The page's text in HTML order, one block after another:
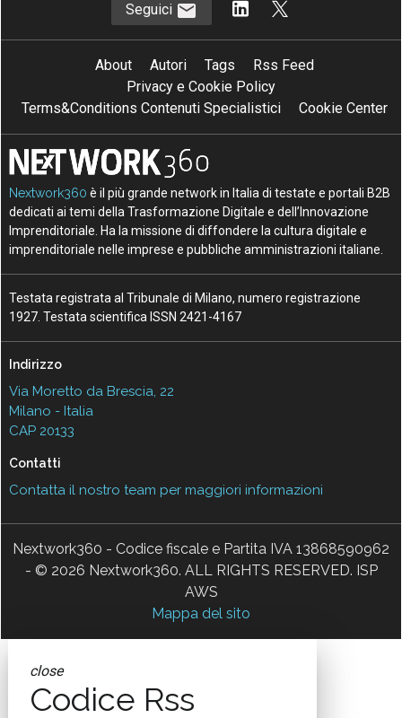
Seguici
About Autori Tags
Rss Feed
Privacy e Cookie Policy
Terms&Conditions Contenuti Specialistici
Cookie Center
Nextwork360 è il più grande network in Italia di testate e portali B2B
dedicati ai temi della Trasformazione Digitale e dell’Innovazione
Imprenditoriale. Ha la missione di diffondere la cultura digitale e
imprenditoriale nelle imprese e pubbliche amministrazioni italiane.
Testata registrata al Tribunale di Milano, numero registrazione
1927. Testata scientifica ISSN 2421-4167
Indirizzo
Via Moretto da Brescia, 22
Milano - Italia
CAP 20133
Contatti
Contatta il nostro team per maggiori informazioni
Nextwork360 - Codice fiscale e Partita IVA 13868590962
- © 2026 Nextwork360. ALL RIGHTS RESERVED. ISP
AWS
Mappa del sito
close
Codice Rss